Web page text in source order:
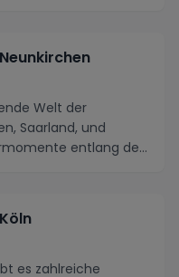
Welt der
Saarland, und
entlang der
es zahlreiche